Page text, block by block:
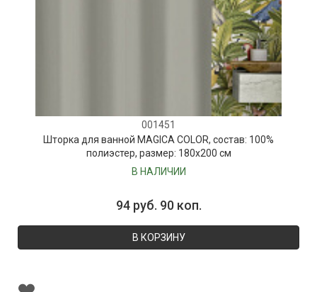
001451
Шторка для ванной MAGICA COLOR, состав: 100%
полиэстер, размер: 180х200 см
В НАЛИЧИИ
94 руб. 90 коп.
В КОРЗИНУ